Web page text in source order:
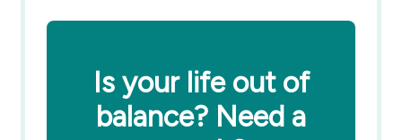
Is your life out of
balance? Need a